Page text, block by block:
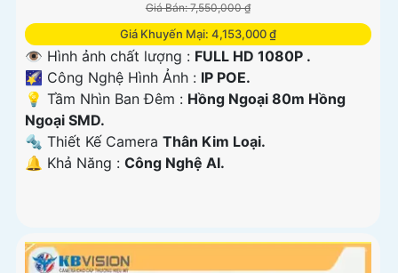
Giá Bán: 7,550,000 ₫
Giá Khuyến Mại: 4,153,000 ₫
👁 Hình ảnh chất lượng : FULL HD 1080P .
🌠 Công Nghệ Hình Ảnh : IP POE.
💡 Tầm Nhìn Ban Đêm : Hồng Ngoại 80m Hồng
Ngoại SMD.
🔩 Thiết Kế Camera Thân Kim Loại.
️🔔 Khả Năng : Công Nghệ AI.